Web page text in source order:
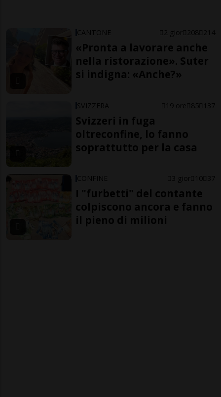
CANTONE 2 gior 208 214
«Pronta a lavorare anche
nella ristorazione». Suter
si indigna: «Anche?»
SVIZZERA 19 ore 85 137
Svizzeri in fuga
oltreconfine, lo fanno
soprattutto per la casa
CONFINE 3 gior 10 37
I "furbetti" del contante
colpiscono ancora e fanno
il pieno di milioni